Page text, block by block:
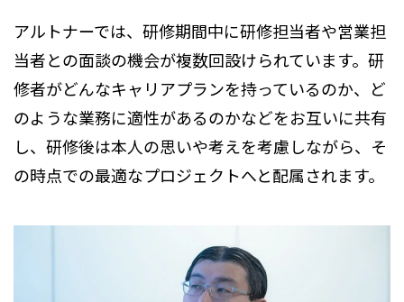
アルトナーでは、研修期間中に研修担当者や営業担
当者との面談の機会が複数回設けられています。研
修者がどんなキャリアプランを持っているのか、ど
のような業務に適性があるのかなどをお互いに共有
し、研修後は本人の思いや考えを考慮しながら、そ
の時点での最適なプロジェクトへと配属されます。